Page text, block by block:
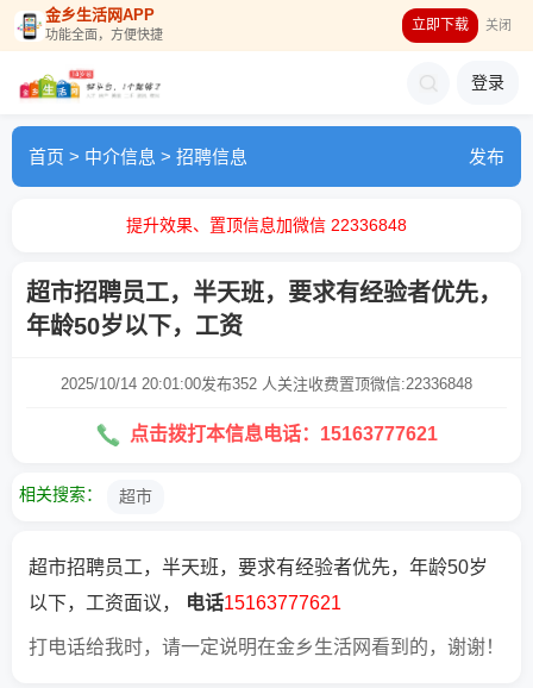
金乡生活网APP
功能全面，方便快捷
立即下载 关闭
登录
首页 > 中介信息 > 招聘信息 发布
提升效果、置顶信息加微信 22336848
超市招聘员工，半天班，要求有经验者优先，
年龄50岁以下，工资
2025/10/14 20:01:00发布352 人关注收费置顶微信:22336848
点击拨打本信息电话：15163777621
相关搜索： 超市
超市招聘员工，半天班，要求有经验者优先，年龄50岁
以下，工资面议，
电话15163777621
打电话给我时，请一定说明在金乡生活网看到的，谢谢！